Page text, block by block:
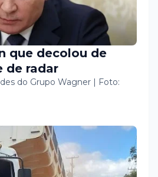
que decolou de
de radar
do Grupo Wagner | Foto: